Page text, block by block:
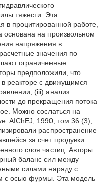
тяжести. Эта
в процитированной работе,
на произвольном
напряжения в
значения по
ограниченные
предположили, что
реакторе с движущимся
(iii) анализ
до прекращения потока
Можно сослаться на
AIChEJ, 1990, том 36 (3),
распространение
за счет продувки
слоя частиц. Авторы
баланс сил между
силами наряду с
с осью фурмы. Эта модель